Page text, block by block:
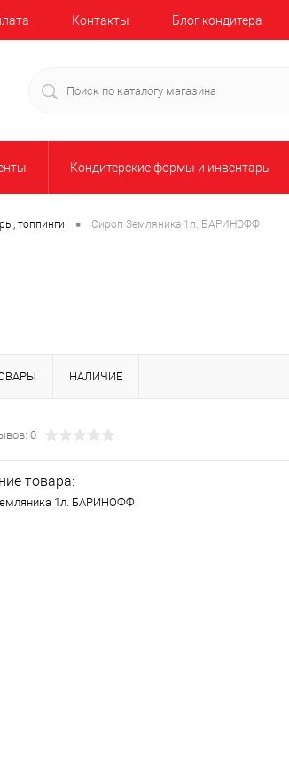
Контакты Блог кондитера
Кондитерские формы и инвентарь
топпинги • Сироп Земляника 1л. БАРИНОФФ
НАЛИЧИЕ
0
товара:
1л. БАРИНОФФ